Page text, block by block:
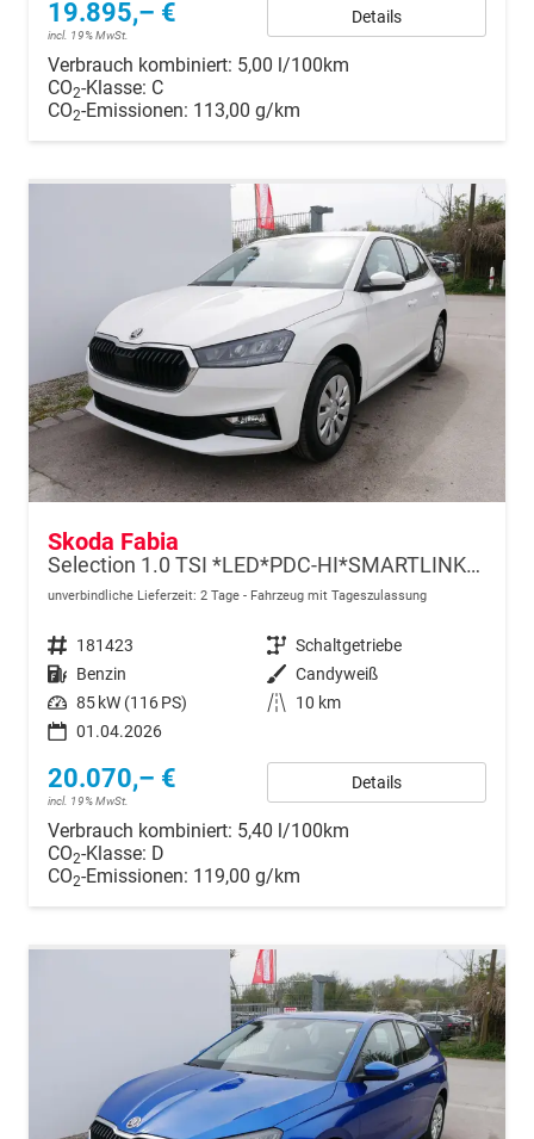
19.895,– €
incl. 19% MwSt.
Details
Verbrauch kombiniert: 5,00 l/100km
CO2-Klasse: C
CO2-Emissionen: 113,00 g/km
Skoda Fabia
Selection 1.0 TSI *LED*PDC-HI*SMARTLINK*SHZ*BLUETOOTH*FRONT-ASSIST
unverbindliche Lieferzeit: 2 Tage Fahrzeug mit Tageszulassung
Fahrzeugnr. 181423 Getriebe Schaltgetriebe
Kraftstoff Benzin Außenfarbe Candyweiß
Leistung 85 kW (116 PS) Kilometerstand
10 km
01.04.2026
20.070,– €
incl. 19% MwSt.
Details
Verbrauch kombiniert: 5,40 l/100km
CO2-Klasse: D
CO2-Emissionen: 119,00 g/km